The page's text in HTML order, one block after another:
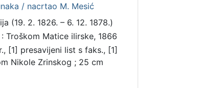
/ nacrtao M. Mesić
(19. 2. 1826. – 6. 12. 1878.)
Troškom Matice ilirske, 1866
[1] presavijeni list s faks., [1]
Nikole Zrinskog ; 25 cm